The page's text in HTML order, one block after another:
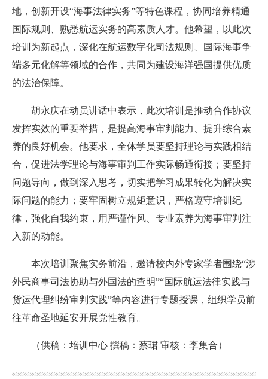
地，创新开设“海事法律实务”等特色课程，协同培养精通
国际规则、熟悉航运实务的高素质人才。他希望，以此次
培训为新起点，深化在航运数字化司法规则、国际海事争
端多元化解等领域的合作，共同为建设海洋强国提供优质
的法治保障。
胡永庆在动员讲话中表示，此次培训是推动合作协议
发挥实效的重要举措，是提高海事审判能力、提升综合素
养的良好机会。他要求，全体学员要坚持理论与实践相结
合，促进法学理论与海事审判工作实际畅通衔接；要坚持
问题导向，做到深入思考，切实把学习成果转化为解决实
际问题的能力；要牢固树立规矩意识，严格遵守培训纪
律，强化自我约束，用严谨作风、专业素养为海事审判注
入新的动能。
本次培训聚焦实务前沿，邀请校内外专家学者围绕“涉
外民商事司法协助与外国法的查明”“国际航运法律实践与
货运代理纠纷审判实践”等内容进行专题授课，组织学员前
往革命圣地延安开展党性教育。
（供稿：培训中心 撰稿：蔡珺 审核：李集合）